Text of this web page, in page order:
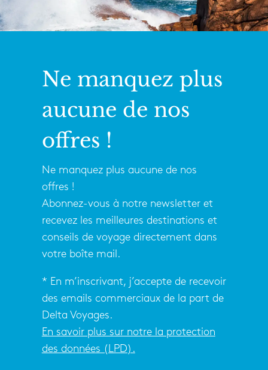
Ne manquez plus
aucune de nos
offres !
Ne manquez plus aucune de nos
offres !
Abonnez-vous à notre newsletter et
recevez les meilleures destinations et
conseils de voyage directement dans
votre boîte mail.
* En m’inscrivant, j’accepte de recevoir
des emails commerciaux de la part de
Delta Voyages.
En savoir plus sur notre la protection
des données (LPD).